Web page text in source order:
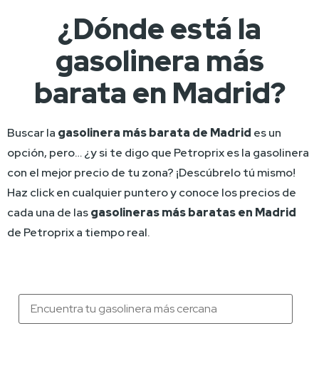
¿Dónde está la
gasolinera más
barata en Madrid?
Buscar la gasolinera más barata de Madrid es un
opción, pero… ¿y si te digo que Petroprix es la gasolinera
con el mejor precio de tu zona? ¡Descúbrelo tú mismo!
Haz click en cualquier puntero y conoce los precios de
cada una de las gasolineras más baratas en Madrid
de Petroprix a tiempo real.